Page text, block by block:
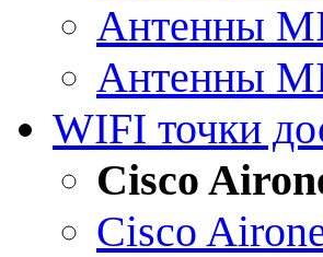
Антенны
Антенны
WIFI точки
Cisco
Cisco